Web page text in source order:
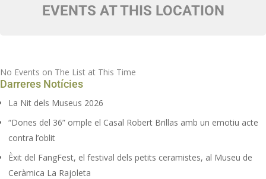
EVENTS AT THIS LOCATION
No Events on The List at This Time
Darreres Notícies
La Nit dels Museus 2026
“Dones del 36” omple el Casal Robert Brillas amb un emotiu acte
contra l’oblit
Èxit del FangFest, el festival dels petits ceramistes, al Museu de
Ceràmica La Rajoleta